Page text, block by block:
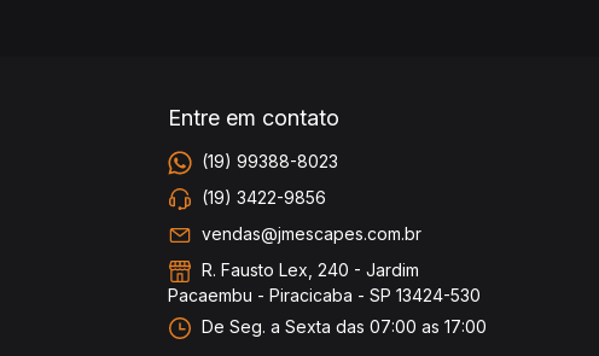
Entre em contato
(19) 99388-8023
(19) 3422-9856
vendas@jmescapes.com.br
R. Fausto Lex, 240 - Jardim
Pacaembu - Piracicaba - SP 13424-530
De Seg. a Sexta das 07:00 as 17:00